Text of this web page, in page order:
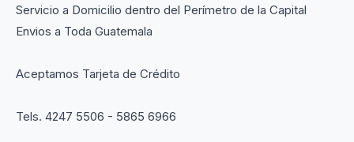
Servicio a Domicilio dentro del Perímetro de la Capital
Envios a Toda Guatemala
Aceptamos Tarjeta de Crédito
Tels. 4247 5506 - 5865 6966